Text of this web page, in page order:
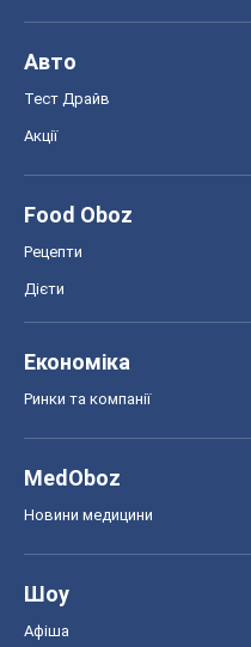
Авто
Тест Драйв
Акції
Food Oboz
Рецепти
Дієти
Економіка
Ринки та компанії
MedOboz
Новини медицини
Шоу
Афіша